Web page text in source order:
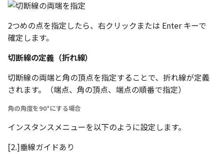
2つめの点を指定したら、右クリックまたは Enter キーで
確定します。
切断線の定義（折れ線）
切断線の両端と角の頂点を指定することで、折れ線が定義
されます。（端点、角の頂点、端点の順番で指定）
角の角度を90°にする場合
インスタンスメニューを以下のように設定します。
[2.]垂線ガイドあり